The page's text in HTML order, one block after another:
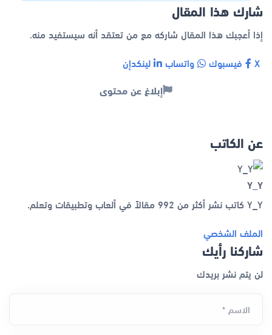
شارك هذا المقال
إذا أعجبك هذا المقال شاركه مع من تعتقد أنه سيستفيد منه.
فيسبوك واتساب لينكدإن
إبلاغ عن محتوى
عن الكاتب
Y_Y
Y_Y كاتب نشر أكثر من 992 مقالاً في ألعاب وتطبيقات وتعلم.
الملف الشخصي
شاركنا رأيك
لن يتم نشر بريدك
الاسم *